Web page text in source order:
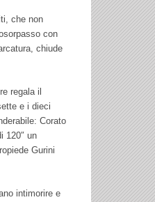
che non
con
chiude
regala il
e i dieci
Corato
120″ un
Gurini
intimorire e